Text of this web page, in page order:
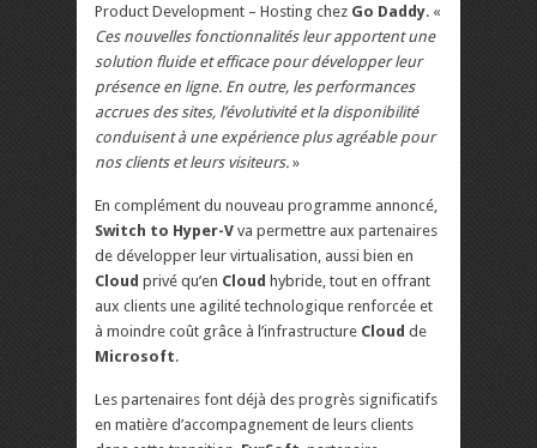
Product Development – Hosting chez Go Daddy. «
Ces nouvelles fonctionnalités leur apportent une
solution fluide et efficace pour développer leur
présence en ligne. En outre, les performances
accrues des sites, l’évolutivité et la disponibilité
conduisent à une expérience plus agréable pour
nos clients et leurs visiteurs. »
En complément du nouveau programme annoncé,
Switch to Hyper-V va permettre aux partenaires
de développer leur virtualisation, aussi bien en
Cloud privé qu’en Cloud hybride, tout en offrant
aux clients une agilité technologique renforcée et
à moindre coût grâce à l’infrastructure Cloud de
Microsoft.
Les partenaires font déjà des progrès significatifs
en matière d’accompagnement de leurs clients